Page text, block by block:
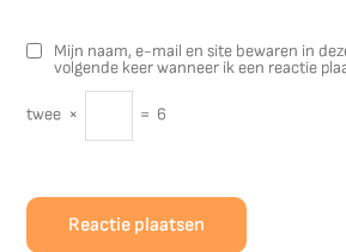
Mijn naam, e-mail en site bewaren in
volgende keer wanneer ik een reactie
twee × = 6